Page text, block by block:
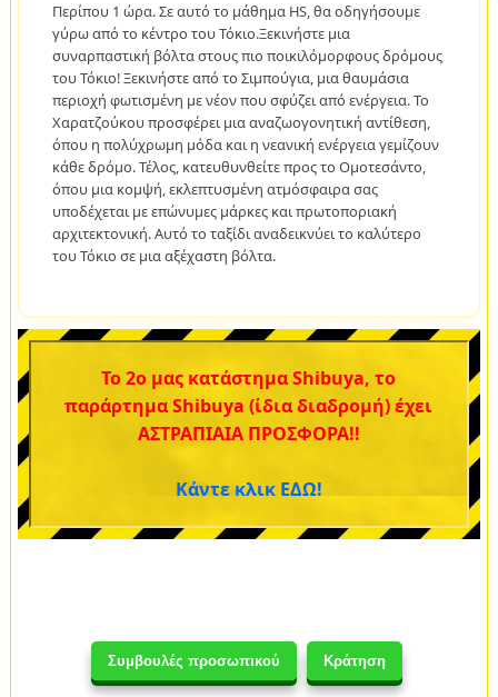
Συμβουλές προσωπικού Κράτηση
Περίπου 1 ώρα. Σε αυτό το μάθημα HS, θα οδηγήσουμε
γύρω από το κέντρο του Τόκιο.Ξεκινήστε μια
συναρπαστική βόλτα στους πιο ποικιλόμορφους δρόμους
του Τόκιο! Ξεκινήστε από το Σιμπούγια, μια θαυμάσια
περιοχή φωτισμένη με νέον που σφύζει από ενέργεια. Το
Χαρατζούκου προσφέρει μια αναζωογονητική αντίθεση,
όπου η πολύχρωμη μόδα και η νεανική ενέργεια γεμίζουν
κάθε δρόμο. Τέλος, κατευθυνθείτε προς το Ομοτεσάντο,
όπου μια κομψή, εκλεπτυσμένη ατμόσφαιρα σας
υποδέχεται με επώνυμες μάρκες και πρωτοποριακή
αρχιτεκτονική. Αυτό το ταξίδι αναδεικνύει το καλύτερο
του Τόκιο σε μια αξέχαστη βόλτα.
Το 2ο μας κατάστημα Shibuya, το
παράρτημα Shibuya (ίδια διαδρομή) έχει
ΑΣΤΡΑΠΙΑΙΑ ΠΡΟΣΦΟΡΑ!!
Κάντε κλικ ΕΔΩ!